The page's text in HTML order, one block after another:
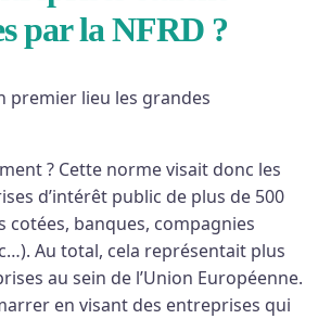
par la NFRD ?
premier lieu les grandes
? Cette norme visait donc les
d’intérêt public de plus de 500
cotées, banques, compagnies
Au total, cela représentait plus
au sein de l’Union Européenne.
en visant des entreprises qui